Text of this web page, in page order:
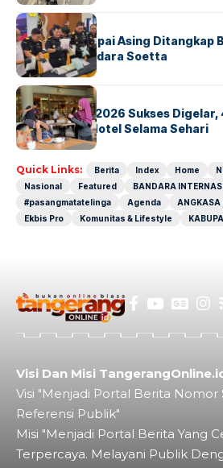
BANDARA BERITA
Kopilot Maskapai Asing Ditangkap
Ekstasi di Bandara Soetta
BERITAINDEX
GM For A Day 2026 Sukses Digelar,
Operasional Hotel Selama Sehari
Quick Links: Berita Index Home
Nasional
Featured
BANDARA
#pasangmatatelinga
Agenda ANGKASA
Ekbis Pro
Komunitas & Lifestyle
Visi Dan Misi
Visi "Menjadi Portal Berita Nomor
Referensi Publik"
Misi "Menjadi Portal Berita Yang
Terpercaya. Melayani Publik